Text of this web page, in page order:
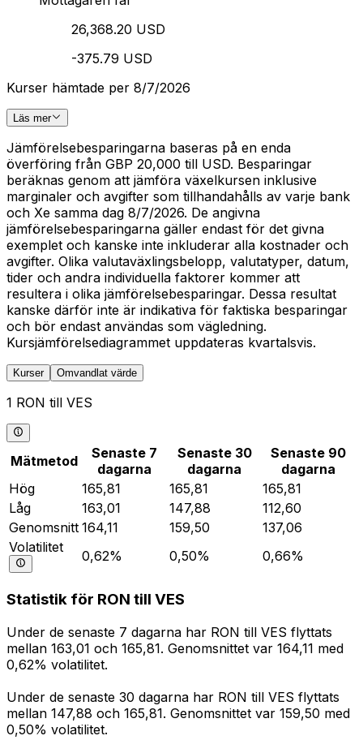
26,368.20 USD
-375.79 USD
Kurser hämtade per 8/7/2026
Läs mer
Jämförelsebesparingarna baseras på en enda
överföring från GBP 20,000 till USD. Besparingar
beräknas genom att jämföra växelkursen inklusive
marginaler och avgifter som tillhandahålls av varje bank
och Xe samma dag 8/7/2026. De angivna
jämförelsebesparingarna gäller endast för det givna
exemplet och kanske inte inkluderar alla kostnader och
avgifter. Olika valutaväxlingsbelopp, valutatyper, datum,
tider och andra individuella faktorer kommer att
resultera i olika jämförelsebesparingar. Dessa resultat
kanske därför inte är indikativa för faktiska besparingar
och bör endast användas som vägledning.
Kursjämförelsediagrammet uppdateras kvartalsvis.
Kurser Omvandlat värde
1 RON till VES
Mätmetod
Senaste 7
dagarna
Senaste 30
dagarna
Senaste 90
dagarna
Hög
165,81 165,81
165,81
Låg
163,01 147,88
112,60
Genomsnitt 164,11 159,50
137,06
Volatilitet
0,62% 0,50% 0,66%
Statistik för RON till VES
Under de senaste 7 dagarna har RON till VES flyttats
mellan 163,01 och 165,81. Genomsnittet var 164,11 med
0,62% volatilitet.
Under de senaste 30 dagarna har RON till VES flyttats
mellan 147,88 och 165,81. Genomsnittet var 159,50 med
0,50% volatilitet.